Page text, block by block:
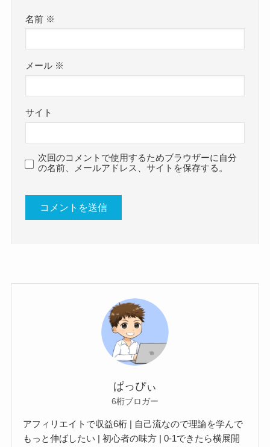
名前 ※
メール ※
サイト
次回のコメントで使用するためブラウザーに自分
の名前、メールアドレス、サイトを保存する。
ぱっぴぃ
6桁ブロガー
アフィリエイトで収益6桁 | 自己流なので理論を学んで
もっと伸ばしたい | 初心者の味方 | 0-1できたら横展開